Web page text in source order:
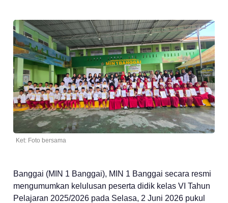
Ket: Foto bersama
Banggai (MIN 1 Banggai), MIN 1 Banggai secara resmi
mengumumkan kelulusan peserta didik kelas VI Tahun
Pelajaran 2025/2026 pada Selasa, 2 Juni 2026 pukul